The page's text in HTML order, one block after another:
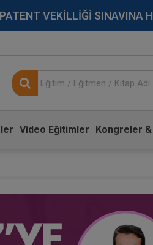
VEKİLLİĞİ SINAVINA
Video Eğitimler Kongreler